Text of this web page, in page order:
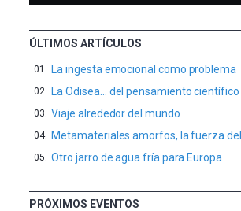
ÚLTIMOS ARTÍCULOS
La ingesta emocional como problema
La Odisea… del pensamiento científico
Viaje alrededor del mundo
Metamateriales amorfos, la fuerza
Otro jarro de agua fría para Europa
PRÓXIMOS EVENTOS